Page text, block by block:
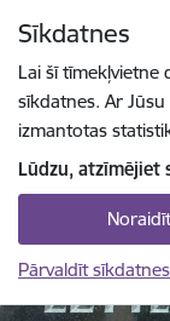
Sīkdatnes
Lai šī tīmekļvietne
sīkdatnes. Ar
izmantotas
Lūdzu, atzīmējiet
Noraidīt
Pārvaldīt sīkdatnes
1 / 19